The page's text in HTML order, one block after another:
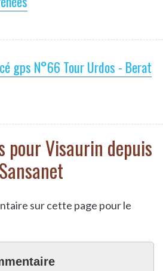
gps N°66 Tour Urdos - Berat
pour Visaurin depuis
sur cette page pour le